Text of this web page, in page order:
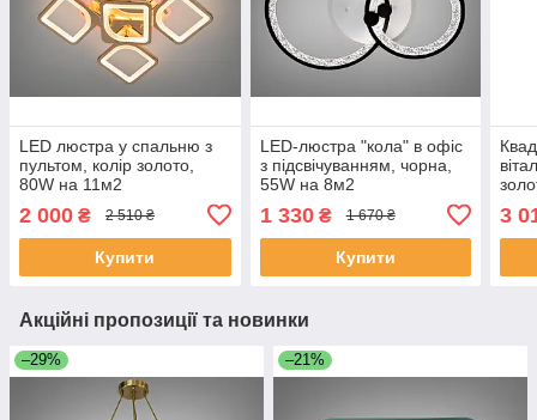
LED люстра у спальню з
пультом, колір золото,
80W на 11м2
2 000 ₴ 2 510 ₴
Купити
LED-люстра "кола" в офіс
з підсвічуванням, чорна,
55W на 8м2
1 330₴ 1 670 ₴
Купити
3
Акційні пропозиції та новинки
–29% –21%